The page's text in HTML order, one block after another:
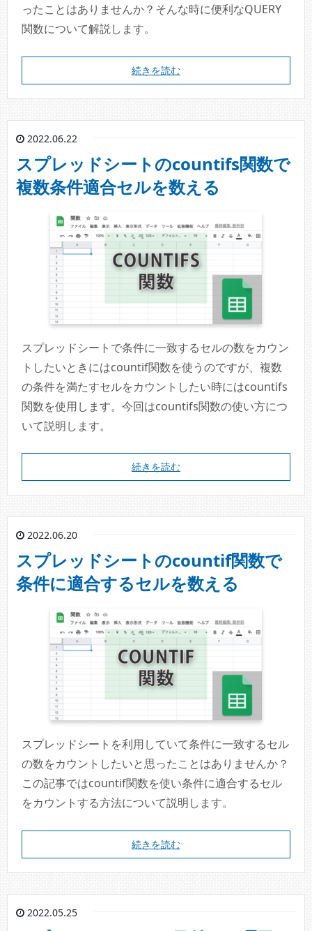
ったことはありませんか？そんな時に便利なQUERY
関数について解説します。
続きを読む
2022.06.22
スプレッドシートのcountifs関数で
複数条件適合セルを数える
スプレッドシートで条件に一致するセルの数をカウン
トしたいときにはcountif関数を使うのですが、複数
の条件を満たすセルをカウントしたい時にはcountifs
関数を使用します。今回はcountifs関数の使い方につ
いて説明します。
続きを読む
2022.06.20
スプレッドシートのcountif関数で
条件に適合するセルを数える
スプレッドシートを利用していて条件に一致するセル
の数をカウントしたいと思ったことはありませんか？
この記事ではcountif関数を使い条件に適合するセル
をカウントする方法について説明します。
続きを読む
2022.05.25